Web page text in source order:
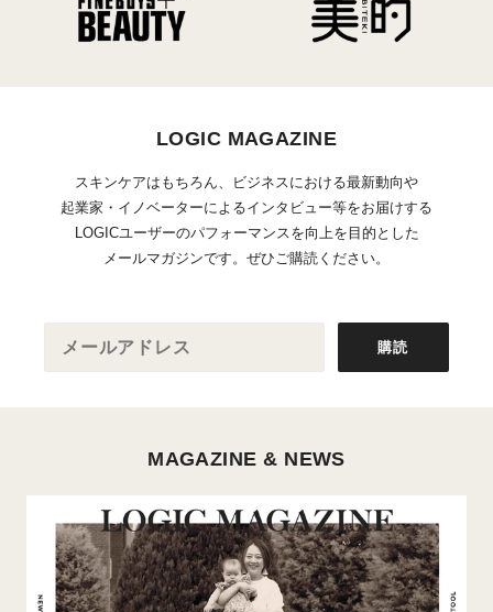
LOGIC MAGAZINE
スキンケアはもちろん、ビジネスにおける最新動向や
起業家・イノベーターによるインタビュー等をお届けする
LOGICユーザーのパフォーマンスを向上を目的とした
メールマガジンです。ぜひご購読ください。
購読
MAGAZINE & NEWS